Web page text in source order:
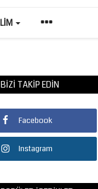
BIZI TAKIP EDIN
Facebook
Instagram